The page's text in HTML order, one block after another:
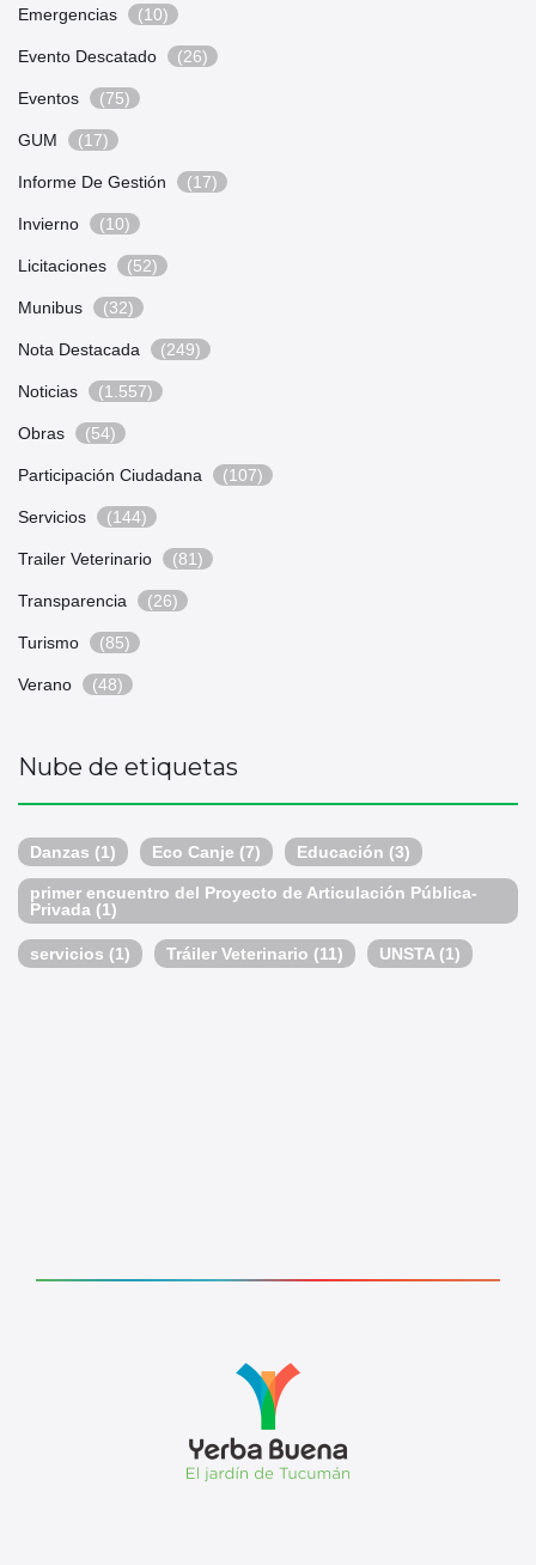
Emergencias (10)
Evento Descatado (26)
Eventos (75)
GUM (17)
Informe De Gestión (17)
Invierno (10)
Licitaciones (52)
Munibus (32)
Nota Destacada (249)
Noticias (1.557)
Obras (54)
Participación Ciudadana (107)
Servicios (144)
Trailer Veterinario (81)
Transparencia (26)
Turismo (85)
Verano (48)
Nube de etiquetas
Danzas (1) Eco Canje (7) Educación (3)
primer encuentro del Proyecto de Articulación Pública-
Privada (1)
servicios (1) Tráiler Veterinario (11) UNSTA (1)